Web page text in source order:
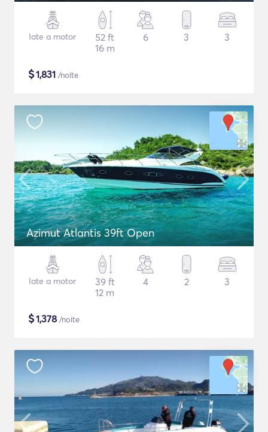
Iate a motor
52 ft
16 m
6 3 3
$1,831 /noite
Azimut Atlantis 39ft Open
Iate a motor
39 ft
12 m
4 2 3
$1,378 /noite